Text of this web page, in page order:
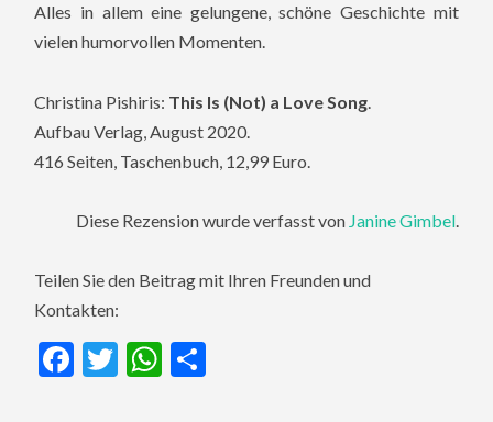
Alles in allem eine gelungene, schöne Geschichte mit
vielen humorvollen Momenten.
Christina Pishiris: This Is (Not) a Love Song
Aufbau Verlag, August 2020.
416 Seiten, Taschenbuch, 12,99 Euro.
Diese Rezension wurde verfasst von Janine Gimbel.
Teilen Sie den Beitrag mit Ihren Freunden und
Kontakten:
Facebook
TwitterWhatsApp